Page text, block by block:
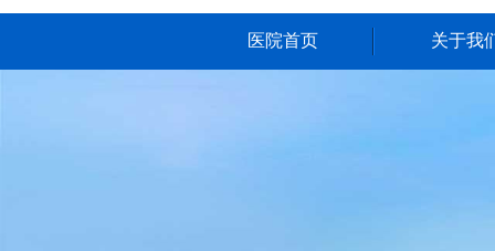
医院首页 关于我